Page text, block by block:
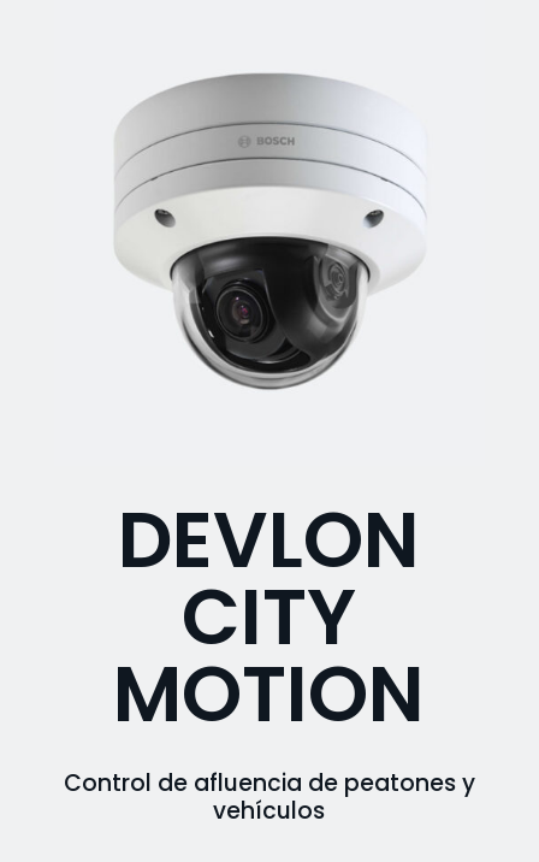
DEVLON
CITY
MOTION
Control de afluencia de peatones y
vehículos